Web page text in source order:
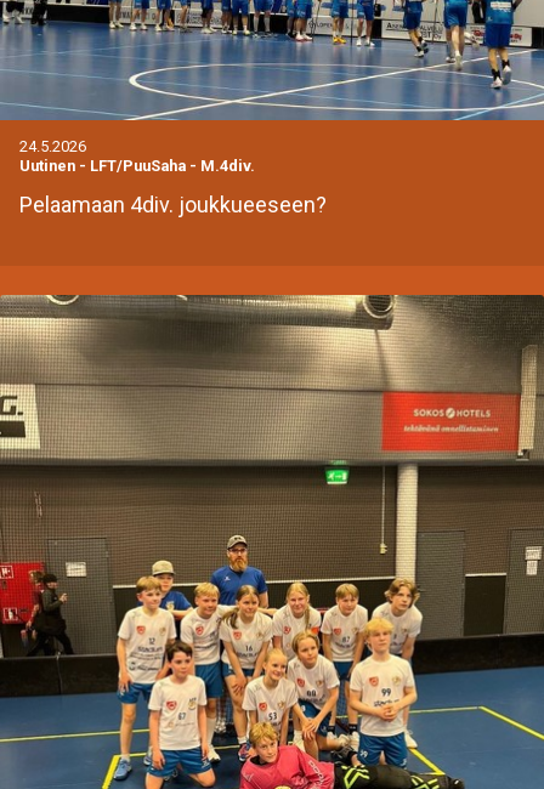
24.5.2026
Uutinen - LFT/PuuSaha - M.4div.
Pelaamaan 4div. joukkueeseen?